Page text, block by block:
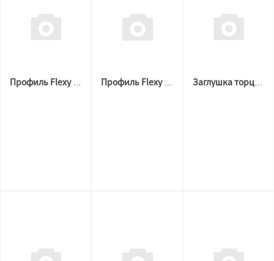
Заглушка торцевая BORZZ LIGHT 30 Черная